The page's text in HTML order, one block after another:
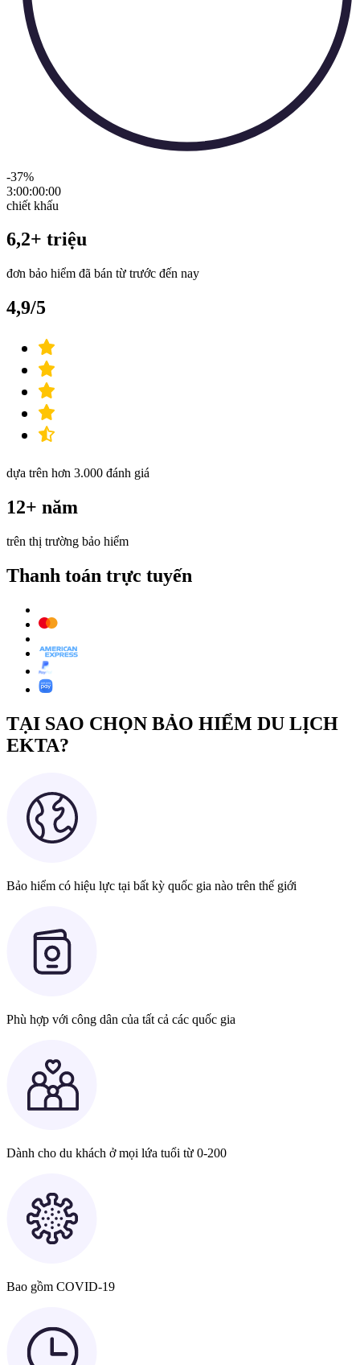
-37%
3:00:00:00
chiết khấu
6,2+ triệu
đơn bảo hiểm đã bán từ trước đến nay
4,9/5
dựa trên hơn 3.000 đánh giá
12+ năm
trên thị trường bảo hiểm
Thanh toán trực tuyến
TẠI SAO CHỌN BẢO HIỂM DU LỊCH
EKTA?
Bảo hiểm có hiệu lực tại bất kỳ quốc gia nào trên thế giới
Phù hợp với công dân của tất cả các quốc gia
Dành cho du khách ở mọi lứa tuổi từ 0-200
Bao gồm COVID-19